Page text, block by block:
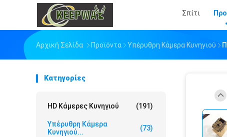
Σπίτι
Αρχική Σελίδα Προϊόντα Υπέρυθρη Κάμερα Κυνηγιού
Κατηγορίες
HD Κάμερες Κυνηγιού (191)
Υπέρυθρη Κάμερα
Κυνηγιού...
(73)